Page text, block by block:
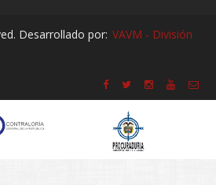
Desarrollado por: VAVM - División